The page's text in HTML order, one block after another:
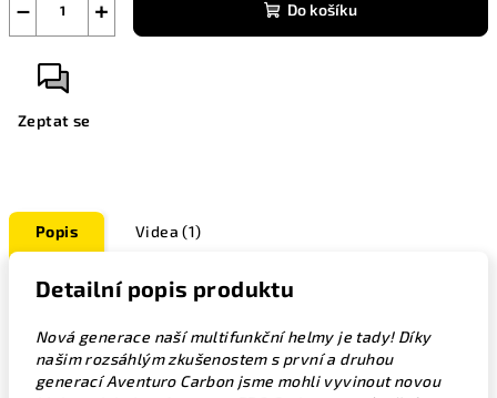
+
− Do košíku
Zeptat se
Popis Videa (1)
Detailní popis produktu
Nová generace naší multifunkční helmy je tady! Díky
našim rozsáhlým zkušenostem s první a druhou
generací Aventuro Carbon jsme mohli vyvinout novou